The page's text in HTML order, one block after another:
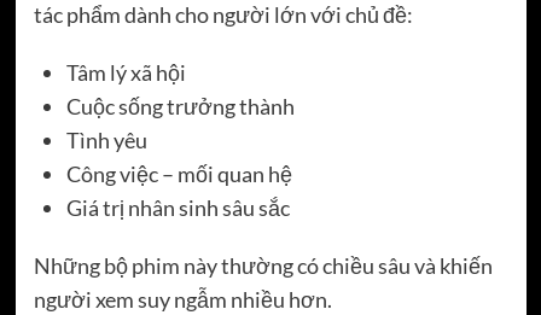
tác phẩm dành cho người lớn với chủ đề:
Tâm lý xã hội
Cuộc sống trưởng thành
Tình yêu
Công việc – mối quan hệ
Giá trị nhân sinh sâu sắc
Những bộ phim này thường có chiều sâu và khiến
người xem suy ngẫm nhiều hơn.